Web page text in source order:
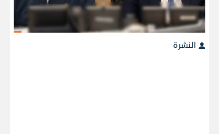
النشرة